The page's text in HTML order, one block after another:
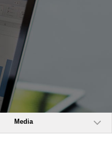
Media